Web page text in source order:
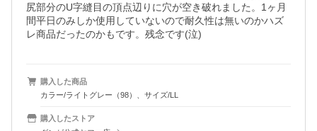
尻部分のU字縫目の頂点辺りに穴が空き破れました。1ヶ月
間平日のみしか使用していないので耐久性は無いのかハズ
レ商品だったのかもです。残念です(泣)
購入した商品
カラー/ライトグレー（98）、サイズ/LL
購入したストア